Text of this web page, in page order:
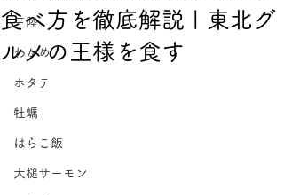
三陸
わかめ
ホタテ
牡蠣
はらこ飯
大槌サーモン
食べ方を徹底解説 | 東北グ
ルメの王様を食す